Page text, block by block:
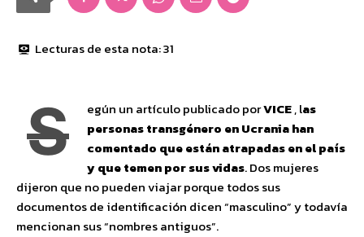
Lecturas de esta nota:31
S egún un artículo publicado porVICE, las
personas transgénero en Ucrania han
comentado que están atrapadas en el país
y que temen por sus vidas. Dos mujeres
dijeron que no pueden viajar porque todos sus
documentos de identificación dicen “masculino” y todavía
mencionan sus “nombres antiguos”.